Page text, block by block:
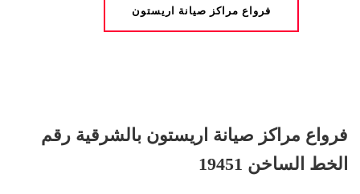
فرواع مراكز صيانة اريستون
فرواع مراكز صيانة اريستون بالشرقية رقم
الخط الساخن 19451